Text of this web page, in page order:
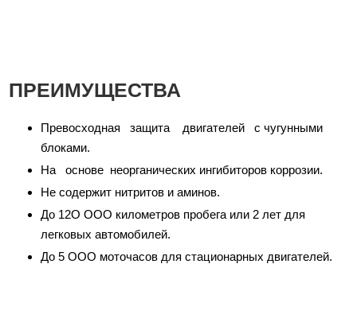
ПРЕИМУЩЕСТВА
Превосходная защита двигателей с чугунными
блоками.
На основе неорганических ингибиторов коррозии.
Не содержит нитритов и аминов.
До 12О ООО километров пробега или 2 лет для
легковых автомобилей.
До 5 ООО моточасов для стационарных двигателей.